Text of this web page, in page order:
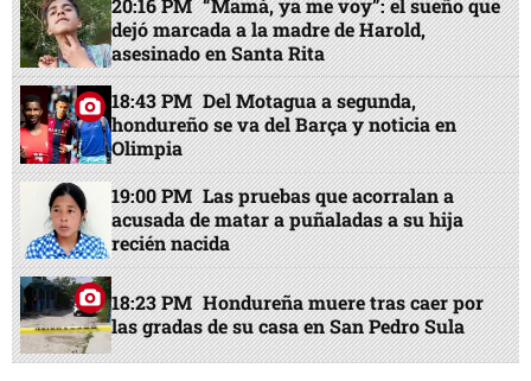
20:16 PM “Mamá, ya me voy”: el sueño que
dejó marcada a la madre de Harold,
asesinado en Santa Rita
18:43 PM Del Motagua a segunda,
hondureño se va del Barça y noticia en
Olimpia
19:00 PM Las pruebas que acorralan a
acusada de matar a puñaladas a su hija
recién nacida
18:23 PM Hondureña muere tras caer por
las gradas de su casa en San Pedro Sula